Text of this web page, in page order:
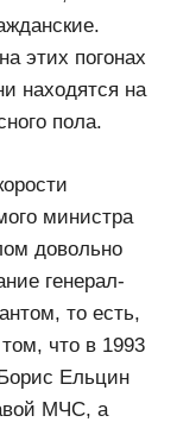
этих погонах
находятся на
пола.
министра
довольно
генерал-
то есть,
что в 1993
Ельцин
МЧС, а